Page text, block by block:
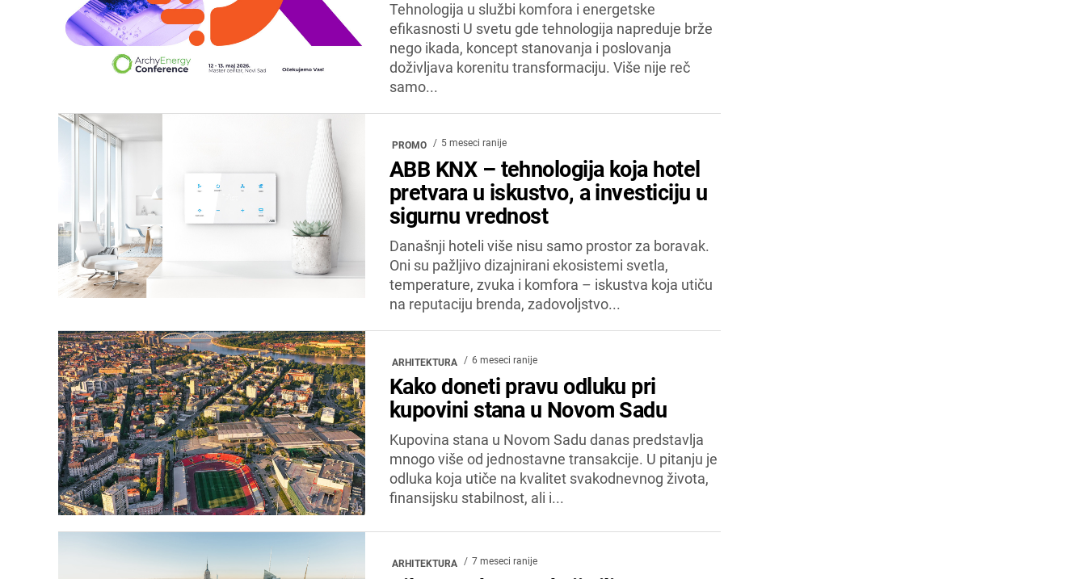
Tehnologija u službi komfora i energetske
efikasnosti U svetu gde tehnologija napreduje brže
nego ikada, koncept stanovanja i poslovanja
doživljava korenitu transformaciju. Više nije reč
samo...
PROMO 5 meseci ranije
ABB KNX – tehnologija koja hotel
pretvara u iskustvo, a investiciju u
sigurnu vrednost
Današnji hoteli više nisu samo prostor za boravak.
Oni su pažljivo dizajnirani ekosistemi svetla,
temperature, zvuka i komfora – iskustva koja utiču
na reputaciju brenda, zadovoljstvo...
ARHITEKTURA 6 meseci ranije
Kako doneti pravu odluku pri
kupovini stana u Novom Sadu
Kupovina stana u Novom Sadu danas predstavlja
mnogo više od jednostavne transakcije. U pitanju je
odluka koja utiče na kvalitet svakodnevnog života,
finansijsku stabilnost, ali i...
ARHITEKTURA 7 meseci ranije